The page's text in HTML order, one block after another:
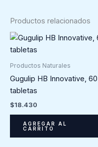
Productos relacionados
Productos Naturales
Gugulip HB Innovative, 60
tabletas
$18.430
AGREGAR AL
CARRITO